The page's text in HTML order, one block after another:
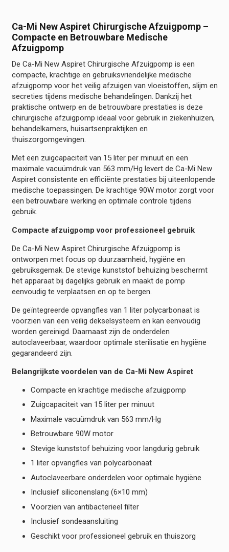
Ca-Mi New Aspiret Chirurgische Afzuigpomp –
Compacte en Betrouwbare Medische
Afzuigpomp
De Ca-Mi New Aspiret Chirurgische Afzuigpomp is een
compacte, krachtige en gebruiksvriendelijke medische
afzuigpomp voor het veilig afzuigen van vloeistoffen, slijm en
secreties tijdens medische behandelingen. Dankzij het
praktische ontwerp en de betrouwbare prestaties is deze
chirurgische afzuigpomp ideaal voor gebruik in ziekenhuizen,
behandelkamers, huisartsenpraktijken en
thuiszorgomgevingen.
Met een zuigcapaciteit van 15 liter per minuut en een
maximale vacuümdruk van 563 mm/Hg levert de Ca-Mi New
Aspiret consistente en efficiënte prestaties bij uiteenlopende
medische toepassingen. De krachtige 90W motor zorgt voor
een betrouwbare werking en optimale controle tijdens
gebruik.
Compacte afzuigpomp voor professioneel gebruik
De Ca-Mi New Aspiret Chirurgische Afzuigpomp is
ontworpen met focus op duurzaamheid, hygiëne en
gebruiksgemak. De stevige kunststof behuizing beschermt
het apparaat bij dagelijks gebruik en maakt de pomp
eenvoudig te verplaatsen en op te bergen.
De geïntegreerde opvangfles van 1 liter polycarbonaat is
voorzien van een veilig dekselsysteem en kan eenvoudig
worden gereinigd. Daarnaast zijn de onderdelen
autoclaveerbaar, waardoor optimale sterilisatie en hygiëne
gegarandeerd zijn.
Belangrijkste voordelen van de Ca-Mi New Aspiret
Compacte en krachtige medische afzuigpomp
Zuigcapaciteit van 15 liter per minuut
Maximale vacuümdruk van 563 mm/Hg
Betrouwbare 90W motor
Stevige kunststof behuizing voor langdurig gebruik
1 liter opvangfles van polycarbonaat
Autoclaveerbare onderdelen voor optimale hygiëne
Inclusief siliconenslang (6×10 mm)
Voorzien van antibacterieel filter
Inclusief sondeaansluiting
Geschikt voor professioneel gebruik en thuiszorg